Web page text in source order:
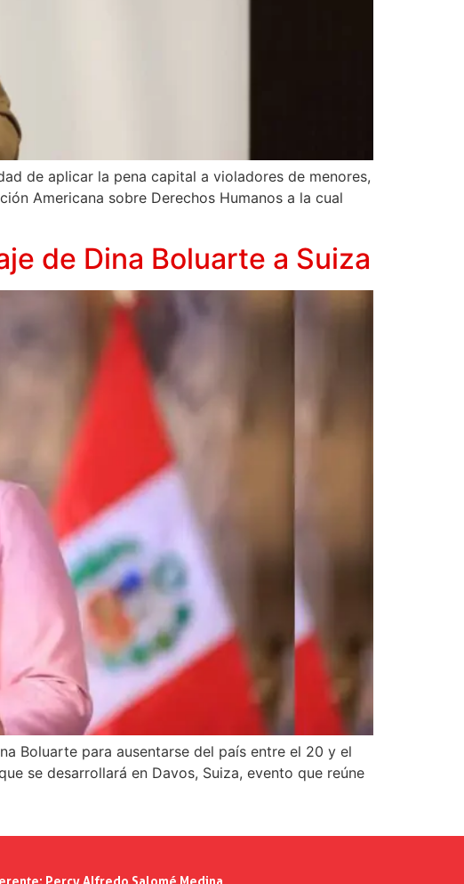
de aplicar la pena capital a violadores de menores,
Americana sobre Derechos Humanos a la cual
de Dina Boluarte a Suiza
Boluarte para ausentarse del país entre el 20 y el
se desarrollará en Davos, Suiza, evento que reúne
Percy Alfredo Salomé Medina